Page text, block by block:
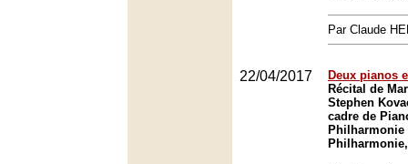
Par Claude
22/04/2017
Deux pianos
Récital de
Stephen
cadre de
Philharmonie